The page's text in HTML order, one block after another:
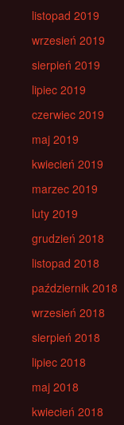
listopad 2019
wrzesień 2019
sierpień 2019
lipiec 2019
czerwiec 2019
maj 2019
kwiecień 2019
marzec 2019
luty 2019
grudzień 2018
listopad 2018
październik 2018
wrzesień 2018
sierpień 2018
lipiec 2018
maj 2018
kwiecień 2018